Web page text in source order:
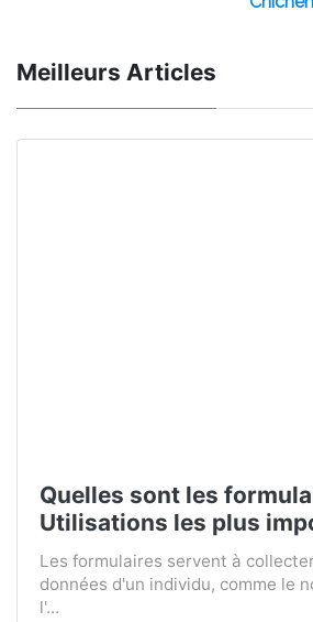
Meilleurs Articles
Quelles sont les
Utilisations les plus
Les formulaires servent à
données d'un individu, comme le
l'...